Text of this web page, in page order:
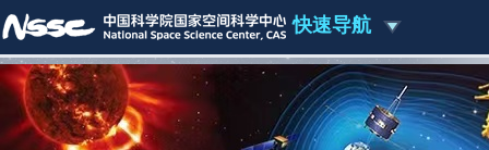
快速导航